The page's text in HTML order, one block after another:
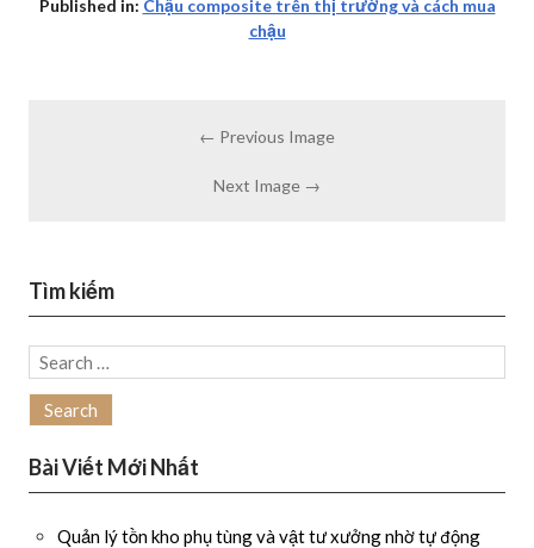
Published in: Chậu composite trên thị trường và cách mua
chậu
← Previous Image
Next Image →
Tìm kiếm
Search
for:
Bài Viết Mới Nhất
Quản lý tồn kho phụ tùng và vật tư xưởng nhờ tự động